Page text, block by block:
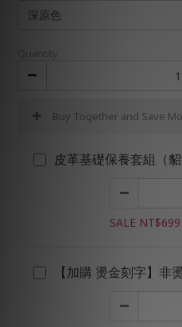
Buy Together and Save
皮革基礎保養套組（
SALE NT$699
【加購 燙金刻字】非